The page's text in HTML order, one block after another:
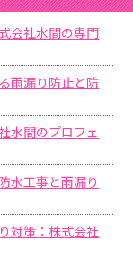
会社水間の専門
雨漏り防止と防
水間のプロフェ
水工事と雨漏り
対策：株式会社